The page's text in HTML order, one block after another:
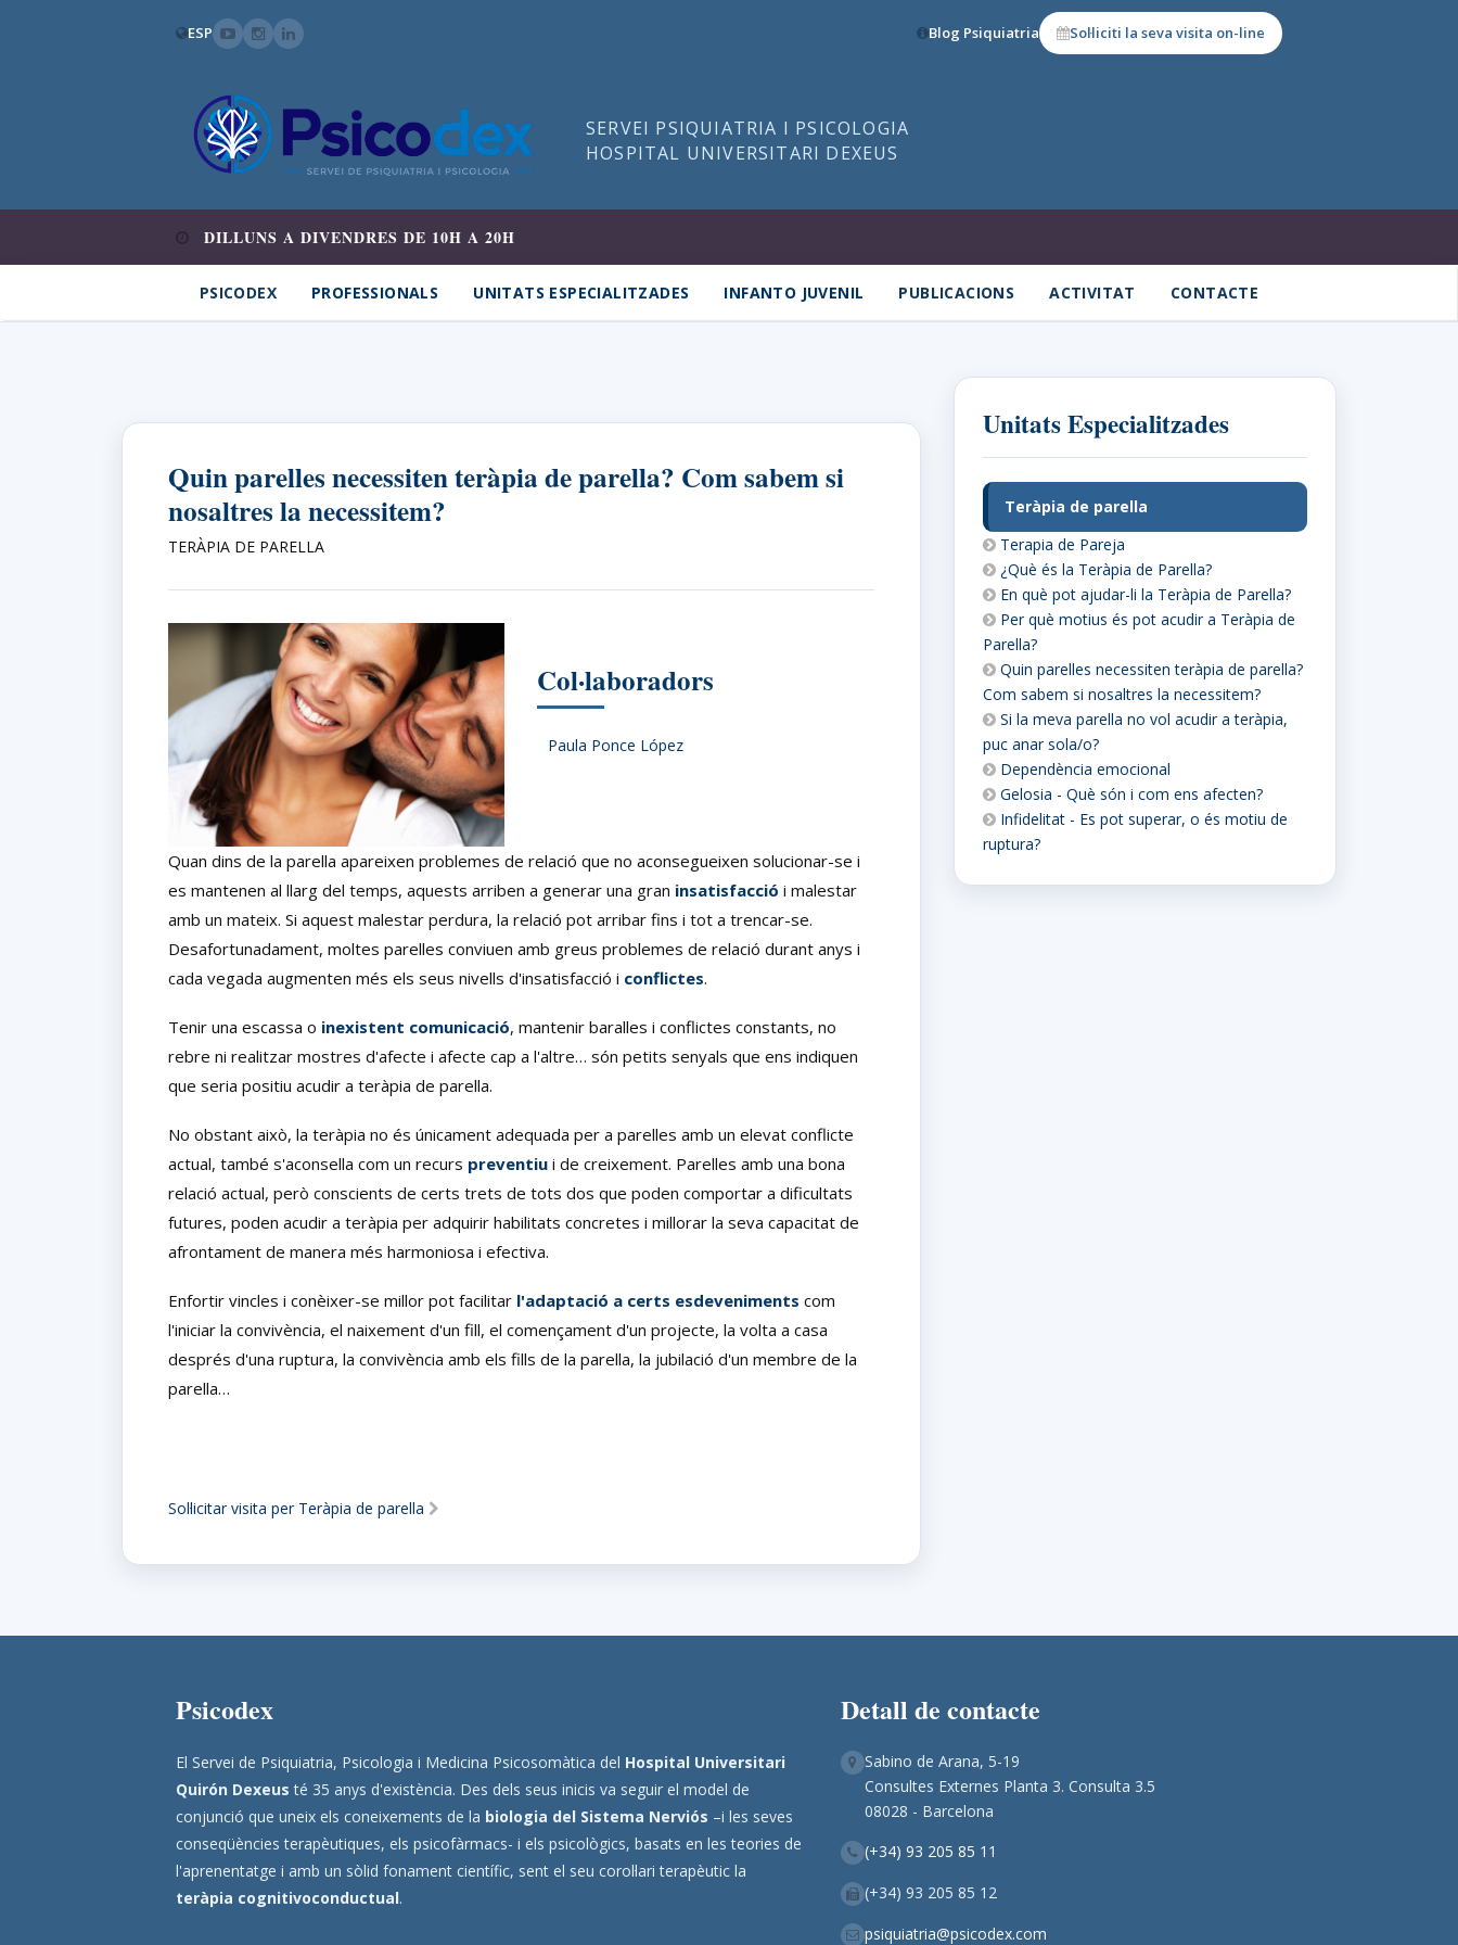
ESP Blog Psiquiatria Sol·liciti la seva visita on-line
SERVEI PSIQUIATRIA I PSICOLOGIA
HOSPITAL UNIVERSITARI DEXEUS
DILLUNS A DIVENDRES DE 10H A 20H
PSICODEX PROFESSIONALS UNITATS ESPECIALITZADES INFANTO JUVENIL PUBLICACIONS ACTIVITAT CONTACTE
Quin parelles necessiten teràpia de parella? Com sabem si
nosaltres la necessitem?
TERÀPIA DE PARELLA
Col·laboradors
Paula Ponce López
Quan dins de la parella apareixen problemes de relació que no aconsegueixen solucionar-se i
es mantenen al llarg del temps, aquests arriben a generar una gran insatisfacció i malestar
amb un mateix. Si aquest malestar perdura, la relació pot arribar fins i tot a trencar-se.
Desafortunadament, moltes parelles conviuen amb greus problemes de relació durant anys i
cada vegada augmenten més els seus nivells d'insatisfacció i conflictes.
Tenir una escassa o inexistent comunicació, mantenir baralles i conflictes constants, no
rebre ni realitzar mostres d'afecte i afecte cap a l'altre… són petits senyals que ens indiquen
que seria positiu acudir a teràpia de parella.
No obstant això, la teràpia no és únicament adequada per a parelles amb un elevat conflicte
actual, també s'aconsella com un recurs preventiu i de creixement. Parelles amb una bona
relació actual, però conscients de certs trets de tots dos que poden comportar a dificultats
futures, poden acudir a teràpia per adquirir habilitats concretes i millorar la seva capacitat de
afrontament de manera més harmoniosa i efectiva.
Enfortir vincles i conèixer-se millor pot facilitar l'adaptació a certs esdeveniments com
l'iniciar la convivència, el naixement d'un fill, el començament d'un projecte, la volta a casa
després d'una ruptura, la convivència amb els fills de la parella, la jubilació d'un membre de la
parella…
Sol·licitar visita per Teràpia de parella
Unitats Especialitzades
Teràpia de parella
Terapia de Pareja
¿Què és la Teràpia de Parella?
En què pot ajudar-li la Teràpia de Parella?
Per què motius és pot acudir a Teràpia de
Parella?
Quin parelles necessiten teràpia de parella?
Com sabem si nosaltres la necessitem?
Si la meva parella no vol acudir a teràpia,
puc anar sola/o?
Dependència emocional
Gelosia - Què són i com ens afecten?
Infidelitat - Es pot superar, o és motiu de
ruptura?
Psicodex
El Servei de Psiquiatria, Psicologia i Medicina Psicosomàtica del Hospital Universitari
Quirón Dexeus té 35 anys d'existència. Des dels seus inicis va seguir el model de
conjunció que uneix els coneixements de la biologia del Sistema Nerviós –i les seves
conseqüències terapèutiques, els psicofàrmacs- i els psicològics, basats en les teories de
l'aprenentatge i amb un sòlid fonament científic, sent el seu corol·lari terapèutic la
teràpia cognitivoconductual.
Detall de contacte
Sabino de Arana, 5-19
Consultes Externes Planta 3. Consulta 3.5
08028 - Barcelona
(+34) 93 205 85 11
(+34) 93 205 85 12
psiquiatria@psicodex.com